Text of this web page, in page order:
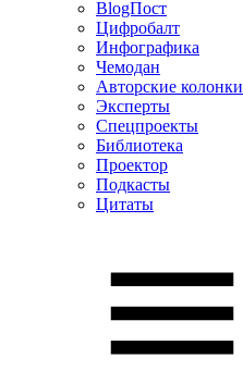
BlogПост
Цифробалт
Инфографика
Чемодан
Авторские колонки
Эксперты
Спецпроекты
Библиотека
Проектор
Подкасты
Цитаты